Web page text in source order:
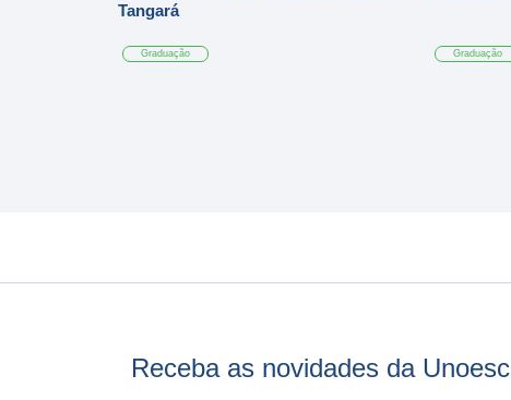
Tangará
Graduação Graduação
Receba as novidades da Unoesc